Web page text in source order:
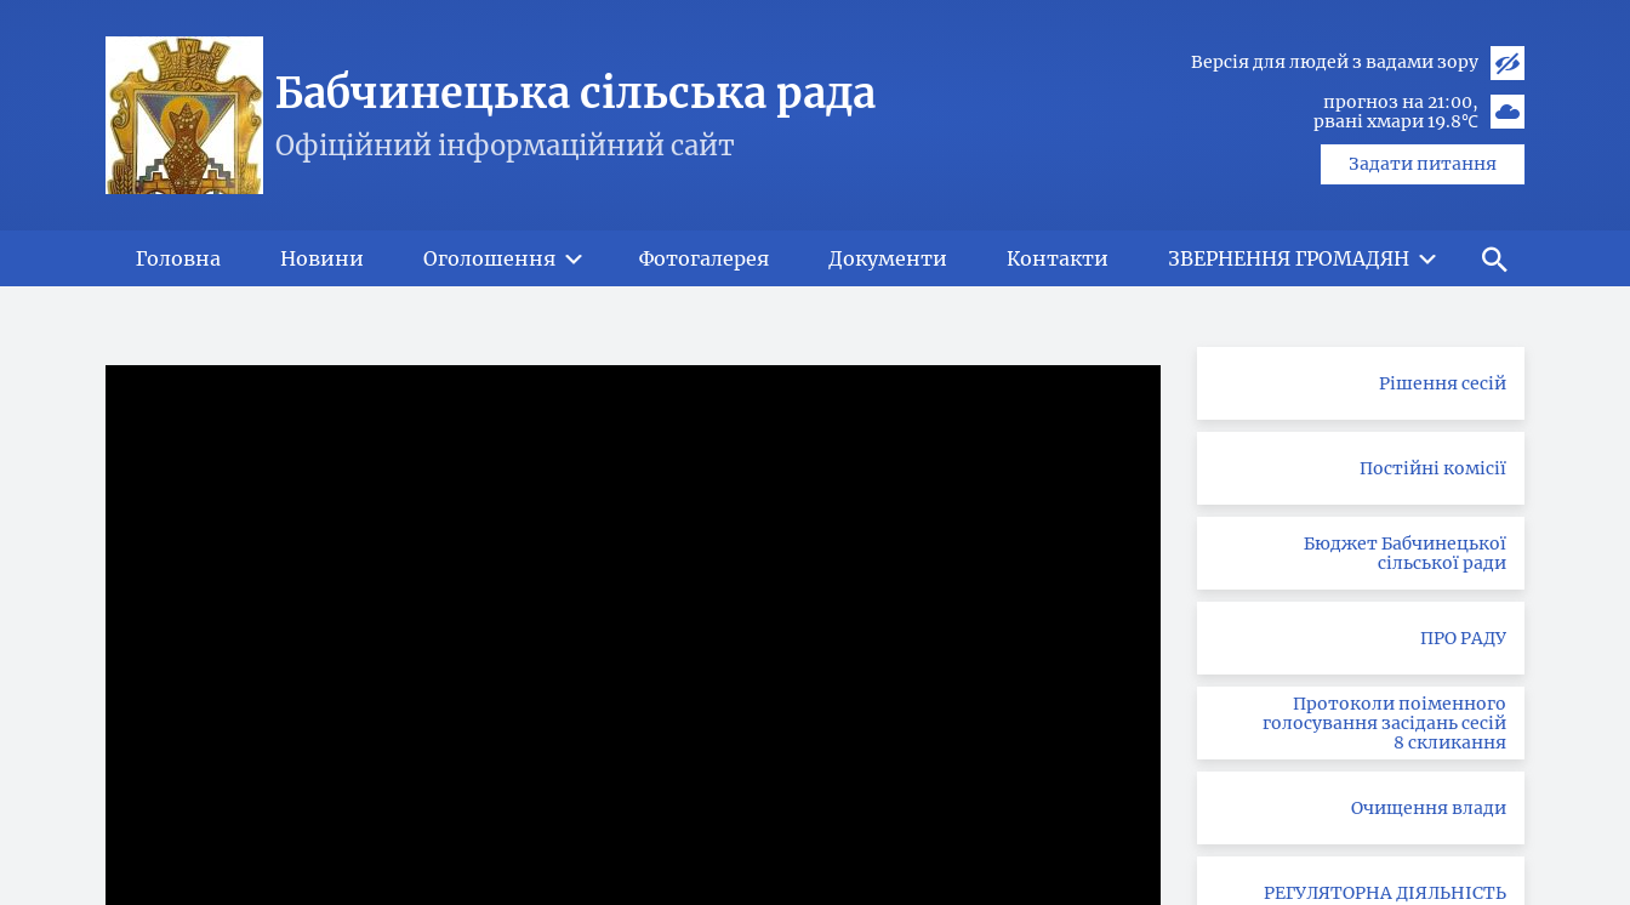
Бабчинецька сільська рада
Офіційний інформаційний сайт
Версія для людей з вадами зору
прогноз на 21:00
рвані хмари 19.8℃
Задати питання
Головна Новини Оголошення Фотогалерея Документи Контакти ЗВЕРНЕННЯ ГРОМАДЯН
Рішення сесій
Постійні комісії
Бюджет Бабчинецької
сільської ради
ПРО РАДУ
Протоколи поіменного
голосування засідань сесій
8 скликання
Очищення влади
РЕГУЛЯТОРНА ДІЯЛЬНІСТЬ